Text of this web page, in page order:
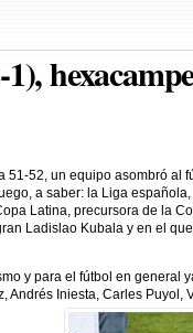
51-52, un equipo asombró al
a saber: la Liga
Latina, precursora de la
Ladislao Kubala y en el
y para el fútbol en general
Iniesta, Carles Puyol,